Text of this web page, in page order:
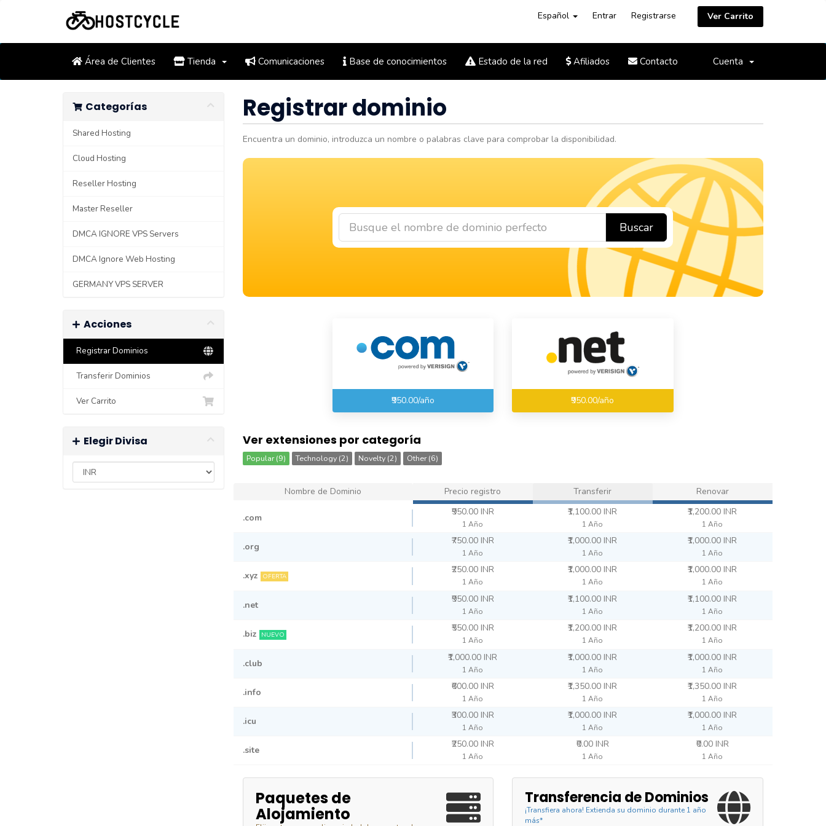
Español Entrar Registrarse Ver Carrito
Área de Clientes Tienda Comunicaciones Base de conocimientos Estado de la red Afiliados Contacto Cuenta
Categorías
Shared Hosting
Cloud Hosting
Reseller Hosting
Master Reseller
DMCA IGNORE VPS Servers
DMCA Ignore Web Hosting
GERMANY VPS SERVER
Acciones
Registrar Dominios
Transferir Dominios
Ver Carrito
Elegir Divisa
Registrar dominio
Encuentra un dominio, introduzca un nombre o palabras clave para comprobar la disponibilidad.
Buscar
₹950.00/año ₹950.00/año
Ver extensiones por categoría
Popular (9) Technology (2) Novelty (2) Other (6)
Nombre de Dominio Precio registro Transferir Renovar
.com
₹950.00 INR
1 Año
₹1,100.00 INR
1 Año
₹1,200.00 INR
1 Año
.org
₹750.00 INR
1 Año
₹1,000.00 INR
1 Año
₹1,000.00 INR
1 Año
.xyz OFERTA
₹250.00 INR
1 Año
₹1,000.00 INR
1 Año
₹1,000.00 INR
1 Año
.net
₹950.00 INR
1 Año
₹1,100.00 INR
1 Año
₹1,100.00 INR
1 Año
.biz NUEVO
₹550.00 INR
1 Año
₹1,200.00 INR
1 Año
₹1,200.00 INR
1 Año
.club
₹1,000.00 INR
1 Año
₹1,000.00 INR
1 Año
₹1,000.00 INR
1 Año
.info
₹600.00 INR
1 Año
₹1,350.00 INR
1 Año
₹1,350.00 INR
1 Año
.icu
₹300.00 INR
1 Año
₹1,000.00 INR
1 Año
₹1,000.00 INR
1 Año
.site
₹250.00 INR
1 Año
₹0.00 INR
1 Año
₹0.00 INR
1 Año
Paquetes de
Alojamiento
Transferencia de Dominios
¡Transfiera ahora! Extienda su dominio durante 1 año
más*